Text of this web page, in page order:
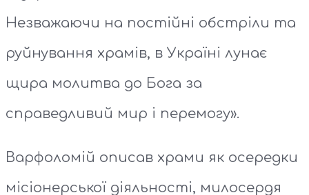
Незважаючи на постійні обстріли та
руйнування храмів, в Україні лунає
щира молитва до Бога за
справедливий мир і перемогу».
Варфоломій описав храми як осередки
місіонерської діяльності, милосердя